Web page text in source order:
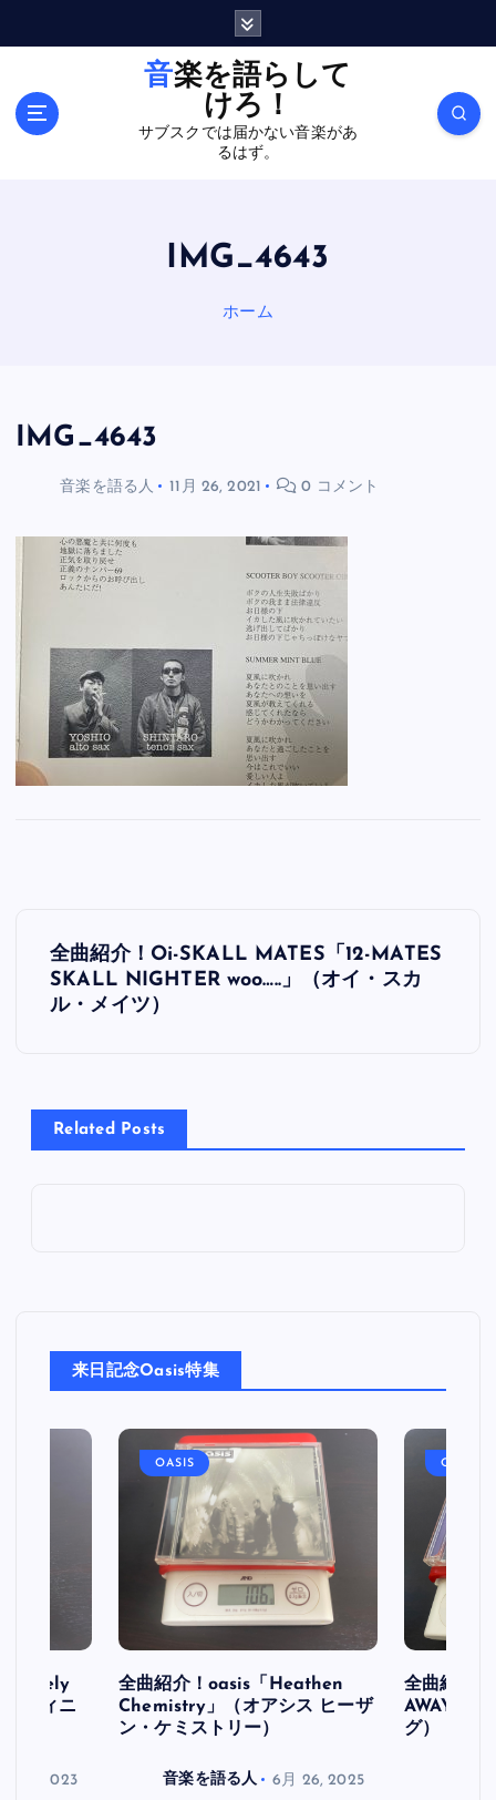
音楽を語らして
けろ！
サブスクでは届かない音楽があ
るはず。
IMG_4643
ホーム
IMG_4643
音楽を語る人 11月 26, 2021 0 コメント
投
稿
ビ
ゲ
全曲紹介！Oi-SKALL MATES「12-MATES
SKALL NIGHTER woo…..」（オイ・スカ
ル・メイツ）
Related Posts
来日記念Oasis特集
フィニ
30, 2023
OASIS
全曲紹介！oasis「Heathen
Chemistry」（オアシス ヒーザ
ン・ケミストリー）
音楽を語る人 6月 26, 2025
OASIS
全曲紹介
AWAY」
グ）